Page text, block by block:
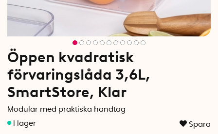
Öppen kvadratisk
förvaringslåda 3,6L,
SmartStore, Klar
Modulär med praktiska handtag
Spara